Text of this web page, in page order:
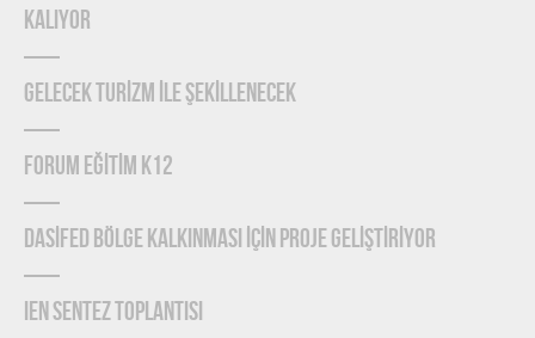
KALIYOR
GELECEK TURİZM İLE ŞEKİLLENECEK
FORUM EĞİTİM K12
DASİFED BÖLGE KALKINMASI İÇİN PROJE GELİŞTİRİYOR
IEN Sentez Toplantısı